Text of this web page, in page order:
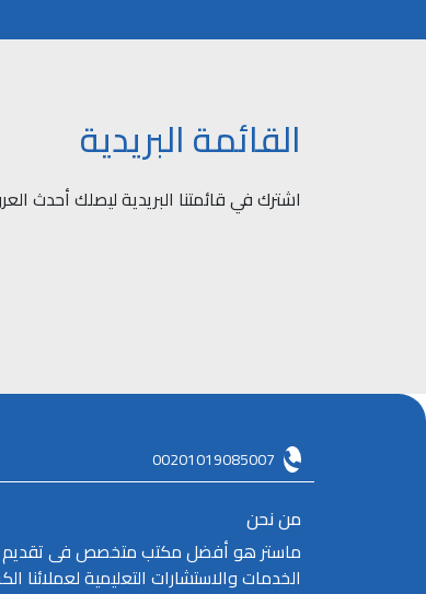
القائمة البريدية
اشترك في قائمتنا البريدية ليصلك أحدث
00201019085007
من نحن
ماستر هو أفضل مكتب متخصص فى
الخدمات والاستشارات التعليمية لعملائنا